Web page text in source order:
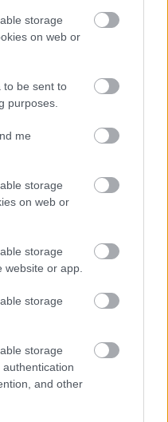
storage
on web or
to be sent to
purposes.
me
storage
on web or
storage
website or app.
storage
storage
and other